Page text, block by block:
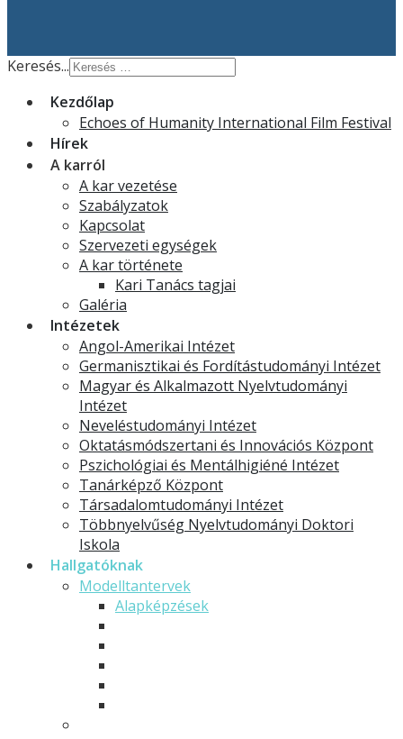
Keresés...
Kezdőlap
Echoes of Humanity International Film Festival
Hírek
A karról
A kar vezetése
Szabályzatok
Kapcsolat
Szervezeti egységek
A kar története
Kari Tanács tagjai
Galéria
Intézetek
Angol-Amerikai Intézet
Germanisztikai és Fordítástudományi Intézet
Magyar és Alkalmazott Nyelvtudományi
Intézet
Neveléstudományi Intézet
Oktatásmódszertani és Innovációs Központ
Pszichológiai és Mentálhigiéné Intézet
Tanárképző Központ
Társadalomtudományi Intézet
Többnyelvűség Nyelvtudományi Doktori
Iskola
Hallgatóknak
Modelltantervek
Alapképzések